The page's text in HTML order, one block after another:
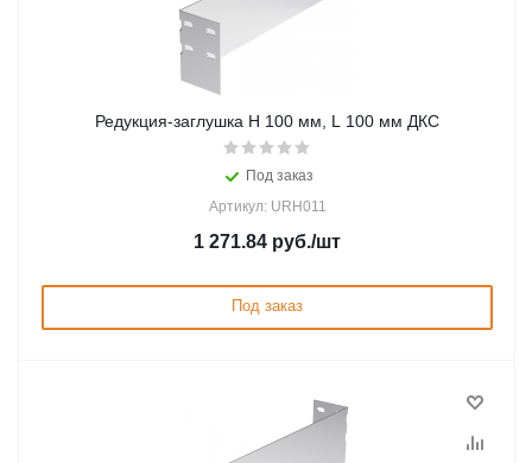
Редукция-заглушка H 100 мм, L 100 мм ДКС
Под заказ
Артикул: URH011
1 271.84 руб./шт
Под заказ